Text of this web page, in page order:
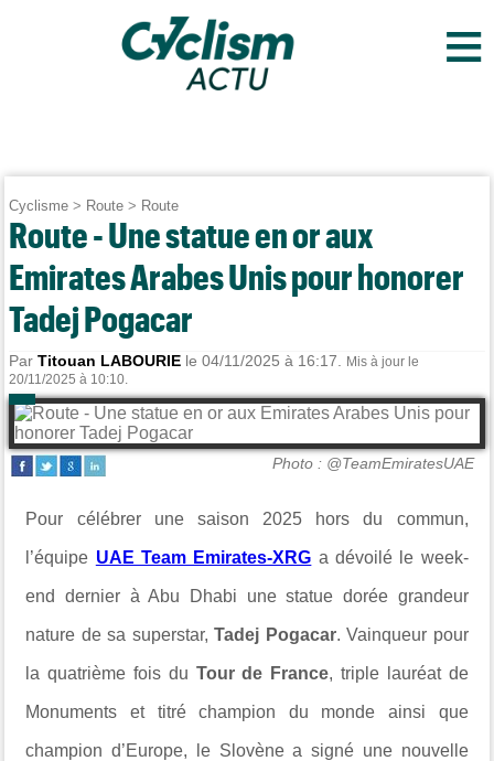
≡
Cyclisme > Route > Route
Route - Une statue en or aux
Emirates Arabes Unis pour honorer
Tadej Pogacar
ParTitouan LABOURIE le 04/11/2025 à 16:17.
Mis à jour le
20/11/2025 à 10:10.
Photo : @TeamEmiratesUAE
Pour célébrer une saison 2025 hors du commun,
l’équipe UAE Team Emirates-XRG a dévoilé le week-
end dernier à Abu Dhabi une statue dorée grandeur
nature de sa superstar,Tadej Pogacar. Vainqueur pour
la quatrième fois du Tour de France, triple lauréat de
Monuments et titré champion du monde ainsi que
champion d’Europe, le Slovène a signé une nouvelle